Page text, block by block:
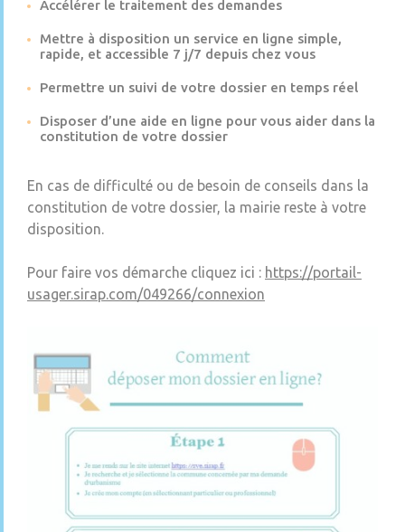
Accélérer le traitement des demandes
Mettre à disposition un service en ligne simple,
rapide, et accessible 7 j/7 depuis chez vous
Permettre un suivi de votre dossier en temps réel
Disposer d’une aide en ligne pour vous aider dans la
constitution de votre dossier
En cas de difficulté ou de besoin de conseils dans la
constitution de votre dossier, la mairie reste à votre
disposition.
Pour faire vos démarche cliquez ici : https://portail-
usager.sirap.com/049266/connexion